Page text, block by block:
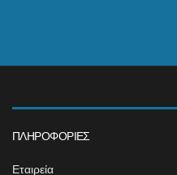
ΠΛΗΡΟΦΟΡΊΕΣ
Εταιρεία